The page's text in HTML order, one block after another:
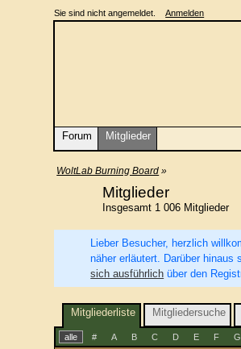
Sie sind nicht angemeldet. Anmelden
Forum Mitglieder
WoltLab Burning Board »
Mitglieder
Insgesamt 1 006 Mitglieder
Lieber Besucher, herzlich
näher erläutert. Darüber
sich ausführlich über den
Mitgliederliste Mitgliedersuche
alle # A B C D E F G